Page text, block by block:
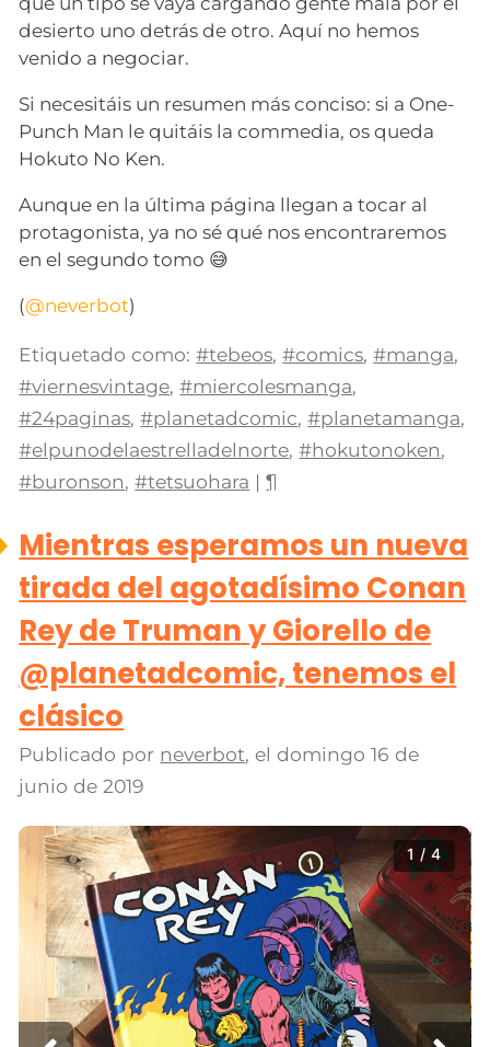
desierto uno detrás de otro. Aquí no hemos
venido a negociar.
Si necesitáis un resumen más conciso: si a One-
Punch Man le quitáis la commedia, os queda
Hokuto No Ken.
Aunque en la última página llegan a tocar al
protagonista, ya no sé qué nos encontraremos
en el segundo tomo 😅
(@neverbot)
Etiquetado como: #tebeos,#comics,#manga,
#viernesvintage,#miercolesmanga,
#24paginas,#planetadcomic,#planetamanga,
#elpunodelaestrelladelnorte,#hokutonoken,
#buronson,#tetsuohara |¶
Mientras esperamos un nueva
tirada del agotadísimo Conan
Rey de Truman y Giorello de
@planetadcomic, tenemos el
clásico
Publicado por neverbot, eldomingo 16 de
junio de 2019
1 / 4